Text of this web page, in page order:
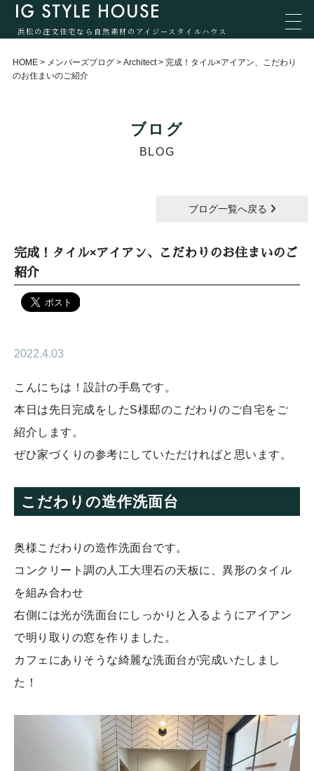
浜松の注文住宅なら自然素材のアイジースタイルハウス
HOME > メンバーズブログ > Architect > 完成！タイル×アイアン、こだわり
のお住まいのご紹介
ブログ
BLOG
ブログ一覧へ戻る
完成！タイル×アイアン、こだわりのお住まいのご
紹介
2022.4.03
こんにちは！設計の手島です。
本日は先日完成をしたS様邸のこだわりのご自宅をご
紹介します。
ぜひ家づくりの参考にしていただければと思います。
こだわりの造作洗面台
奥様こだわりの造作洗面台です。
コンクリート調の人工大理石の天板に、異形のタイル
を組み合わせ
右側には光が洗面台にしっかりと入るようにアイアン
で明り取りの窓を作りました。
カフェにありそうな綺麗な洗面台が完成いたしまし
た！